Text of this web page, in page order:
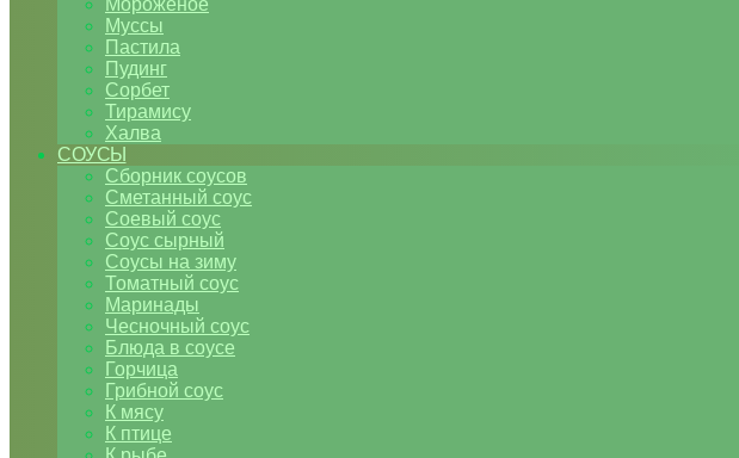
Мороженое
Муссы
Пастила
Пудинг
Сорбет
Тирамису
Халва
СОУСЫ
Сборник соусов
Сметанный соус
Соевый соус
Соус сырный
Соусы на зиму
Томатный соус
Маринады
Чесночный соус
Блюда в соусе
Горчица
Грибной соус
К мясу
К птице